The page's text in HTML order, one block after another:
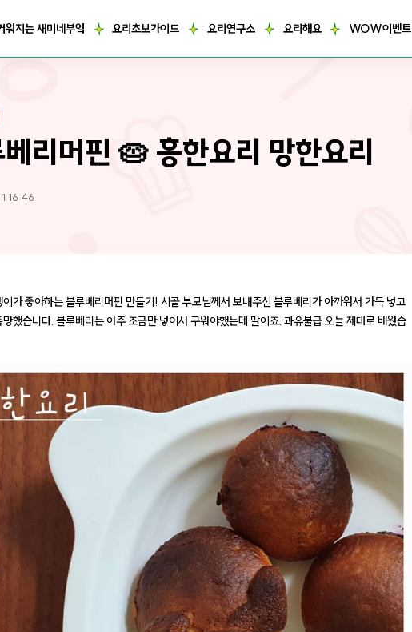
워지는 새미네부엌 요리초보가이드 요리연구소 요리해요 WOW이벤트
리머핀 🥧 흥한요리 망한요리
16:46
가 좋아하는 블루베리머핀 만들기! 시골 부모님께서 보내주신 블루베리가 아까워서 가득 넣고
했습니다. 블루베리는 아주 조금만 넣어서 구워야했는데 말이죠. 과유불급 오늘 제대로 배웠습